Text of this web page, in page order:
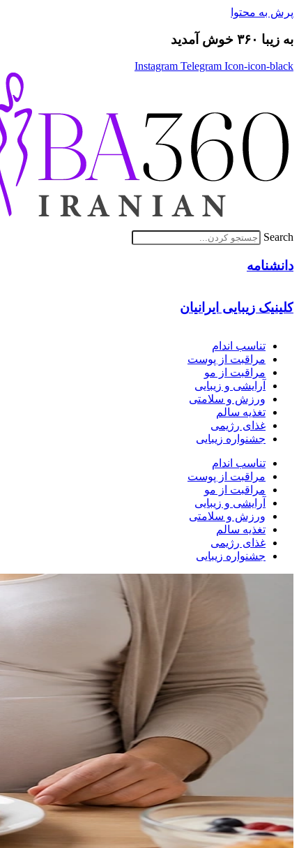
پرش به محتوا
به زیبا ۳۶۰ خوش آمدید
Instagram Telegram Icon-icon-black
Search
دانشنامه
کلینیک زیبایی ایرانیان
تناسب اندام
مراقبت از پوست
مراقبت از مو
آرایشی و زیبایی
ورزش و سلامتی
تغذیه سالم
غذای رژیمی
جشنواره زیبایی
تناسب اندام
مراقبت از پوست
مراقبت از مو
آرایشی و زیبایی
ورزش و سلامتی
تغذیه سالم
غذای رژیمی
جشنواره زیبایی